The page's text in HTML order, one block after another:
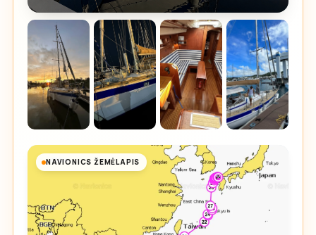
NAVIONICS ŽEMĖLAPIS